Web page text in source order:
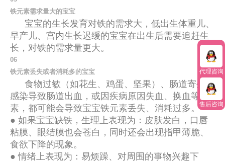
铁元素需求量大的宝宝
宝宝的生长发育对铁的需求大， 低出生体重儿、
早产儿、宫内生长迟缓的宝宝在出生后需要追赶生
长，对铁的需求量更大。
06
铁元素丢失或者消耗多的宝宝
食物过敏（如花生、鸡蛋、坚果）、肠道寄生虫
感染导致肠道出血，或因疾病原因失血、换血等因
素，都可能会导致宝宝铁元素丢失、消耗过多。
● 如果宝宝缺铁，生理上表现为：皮肤发白，口唇
粘膜、眼结膜也会苍白，同时还会出现指甲薄脆、
食欲下降的现象。
● 情绪上表现为：易烦躁、对周围的事物兴趣下
代理咨询
售后咨询